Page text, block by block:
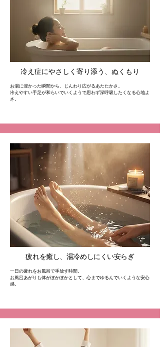
冷え症にやさしく寄り添う、ぬくもり
お湯に浸かった瞬間から、じんわり広がるあたたかさ。
冷えやすい手足が和らいでいくようで思わず深呼吸したくなる心地よ
さ。
疲れを癒し、湯冷めしにくい安らぎ
一日の疲れをお風呂で手放す時間。
お風呂あがりも体がぽかぽかとして、心までゆるんでいくような安心
感。